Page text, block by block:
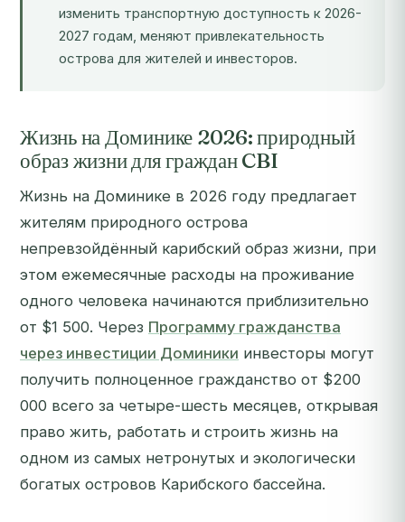
изменить транспортную доступность к 2026-
2027 годам, меняют привлекательность
острова для жителей и инвесторов.
Жизнь на Доминике 2026: природный
образ жизни для граждан CBI
Жизнь на Доминике в 2026 году предлагает
жителям природного острова
непревзойдённый карибский образ жизни, при
этом ежемесячные расходы на проживание
одного человека начинаются приблизительно
от $1 500. Через Программу гражданства
через инвестиции Доминики инвесторы могут
получить полноценное гражданство от $200
000 всего за четыре-шесть месяцев, открывая
право жить, работать и строить жизнь на
одном из самых нетронутых и экологически
богатых островов Карибского бассейна.